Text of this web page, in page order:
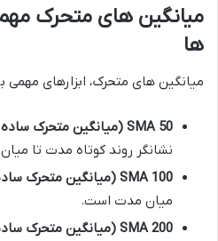
ها
میانگین های متحرک، ابزارهای
SMA 50 (میانگین متحرک ساده ۵۰ روزه):
نشانگر روند کوتاه مدت تا
SMA 100 (میانگین متحرک ساده ۱۰۰ روزه):
میان مدت است.
SMA 200 (میانگین متحرک ساده ۲۰۰ روزه):